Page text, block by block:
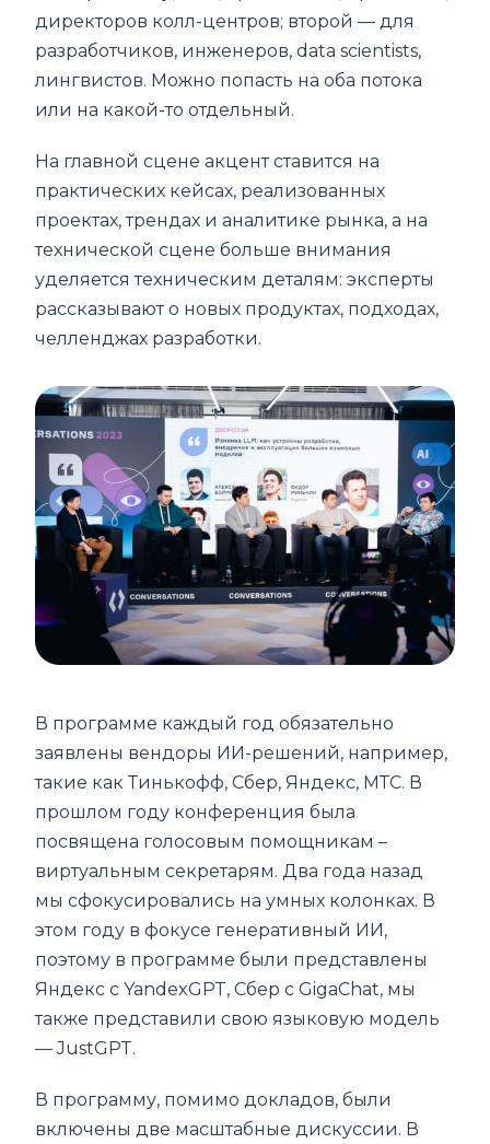
директоров колл-центров; второй — для
разработчиков, инженеров, data scientists,
лингвистов. Можно попасть на оба потока
или на какой-то отдельный.
На главной сцене акцент ставится на
практических кейсах, реализованных
проектах, трендах и аналитике рынка, а на
технической сцене больше внимания
уделяется техническим деталям: эксперты
рассказывают о новых продуктах, подходах,
челленджах разработки.
В программе каждый год обязательно
заявлены вендоры ИИ-решений, например,
такие как Тинькофф, Сбер, Яндекс, МТС. В
прошлом году конференция была
посвящена голосовым помощникам –
виртуальным секретарям. Два года назад
мы сфокусировались на умных колонках. В
этом году в фокусе генеративный ИИ,
поэтому в программе были представлены
Яндекс с YandexGPT, Сбер с GigaChat, мы
также представили свою языковую модель
— JustGPT.
В программу, помимо докладов, были
включены две масштабные дискуссии. В